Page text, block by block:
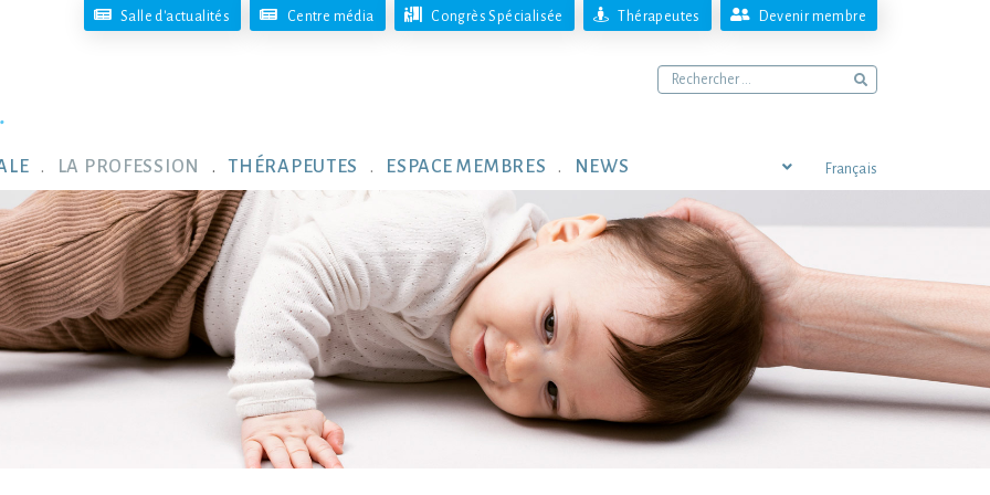
Salle d'actualités Centre média Congrès Spécialisée Thérapeutes Devenir membre
LA PROFESSION THÉRAPEUTES ESPACE MEMBRES NEWS Français